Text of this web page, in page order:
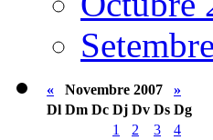
« Novembre 2007
»
Dl Dm Dc Dj Dv Ds Dg
1
2 3
4